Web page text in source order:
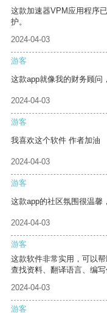
这款加速器VPM应用程序
护。
2024-04-03
游客
这款app就像我的财务顾问
2024-04-03
游客
我喜欢这个软件 作者加油
2024-04-03
游客
这款app的社区氛围很温馨
2024-04-03
游客
这款软件非常实用，可以
查找资料、翻译语言、编写
2024-04-03
游客